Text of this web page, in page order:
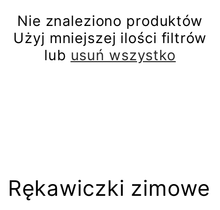
Nie znaleziono produktów
Użyj mniejszej ilości filtrów
lub usuń wszystko
K
Rękawiczki zimowe